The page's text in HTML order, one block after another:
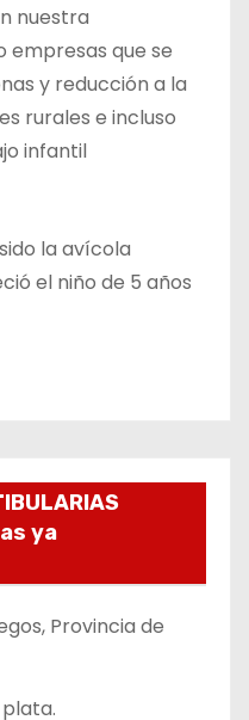
nuestra
empresas que se
y reducción a la
rurales e incluso
infantil
la avícola
el niño de 5 años
ya
Provincia de